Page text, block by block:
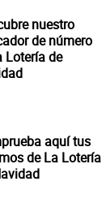
nuestro
de número
Lotería de
aquí tus
de La Lotería